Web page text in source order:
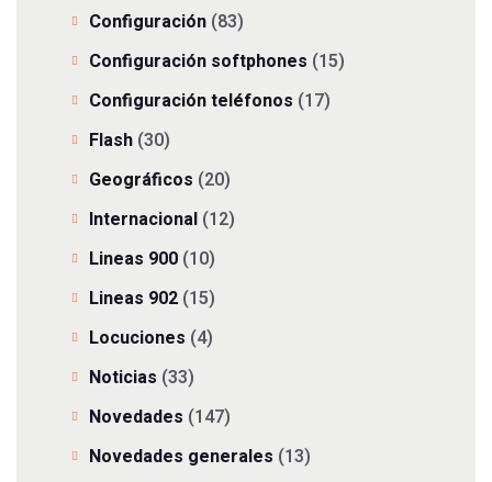
Configuración (83)
Configuración softphones (15)
Configuración teléfonos (17)
Flash (30)
Geográficos (20)
Internacional (12)
Lineas 900 (10)
Lineas 902 (15)
Locuciones (4)
Noticias (33)
Novedades (147)
Novedades generales (13)